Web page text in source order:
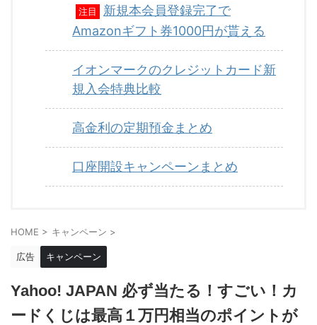
注目
新規本会員登録完了で
Amazonギフト券1000円が貰える
イオンマークのクレジットカード新
規入会特典比較
高金利の定期預金まとめ
口座開設キャンペーンまとめ
HOME > キャンペーン >
広告 キャンペーン
Yahoo! JAPAN 必ず当たる！すごい！カ
ードくじは最高１万円相当のポイントが